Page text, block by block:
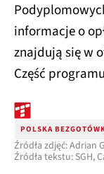
informacje o
znajdują się w
Część
POLSKA
Źródła zdjęć: Adrian
Źródła tekstu: SGH,